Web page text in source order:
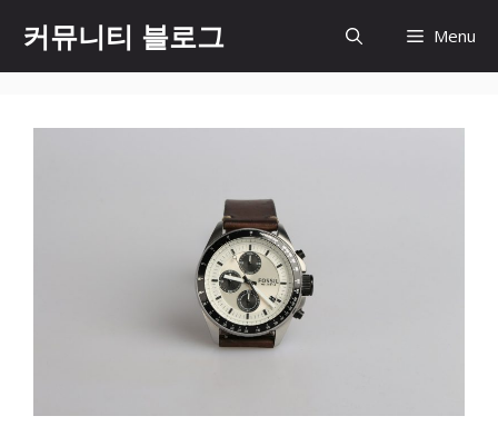
츠
커뮤니티 블로그 Menu